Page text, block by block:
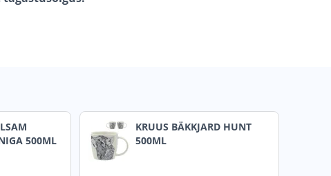
500ML
KRUUS BÄKKJARD HUNT
500ML